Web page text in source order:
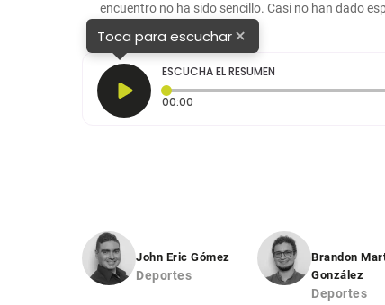
encuentro no ha sido sencillo. Casi no han dado
Toca para escuchar×
ESCUCHA EL RESUMEN
00:00
John Eric Gómez
Deportes
Brandon
González
Deportes